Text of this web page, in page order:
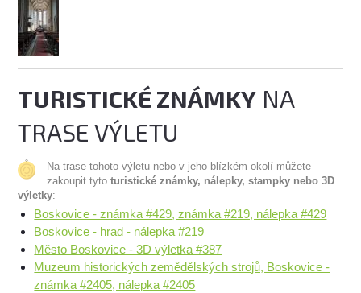
TURISTICKÉ ZNÁMKY NA
TRASE VÝLETU
Na trase tohoto výletu nebo v jeho blízkém okolí můžete
zakoupit tytoturistické známky, nálepky, stampky nebo 3D
výletky:
Boskovice - známka #429, známka #219, nálepka #429
Boskovice - hrad - nálepka #219
Město Boskovice - 3D výletka #387
Muzeum historických zemědělských strojů, Boskovice -
známka #2405, nálepka #2405